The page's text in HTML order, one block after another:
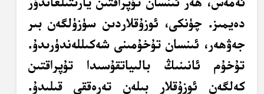
دەيمىز. چۈنكى، ئوزۇقلاردىن سۈزۈلگەن بىر
جەۋھەر، ئىنسان تۇخۇمىنى شەكىللەندۈرىدۇ.
تۇخۇم ئانىنىڭ بالىياتقۇسىدا تۇپراقتىن
كەلگەن ئوزۇقلار بىلەن تەرەققى قىلىدۇ.